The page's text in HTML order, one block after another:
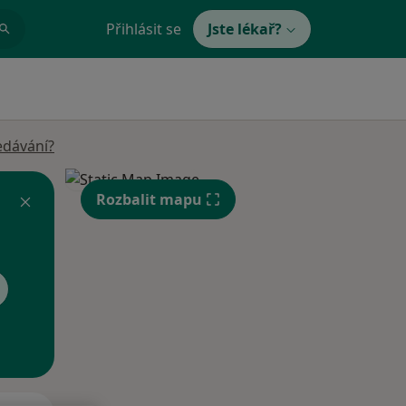
Přihlásit se Jste lékař?
Rozbalit mapu